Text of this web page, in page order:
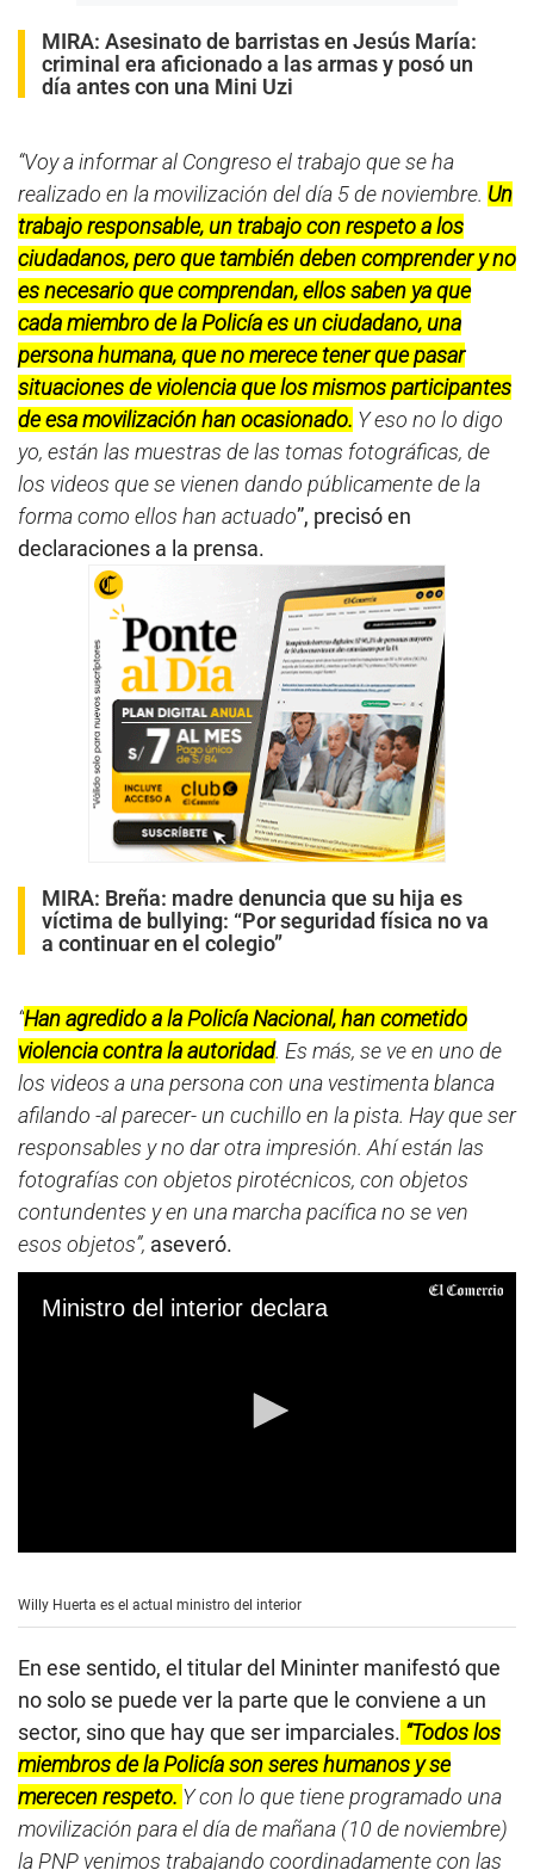
MIRA: Asesinato de barristas en Jesús María:
criminal era aficionado a las armas y posó un
día antes con una Mini Uzi
“Voy a informar al Congreso el trabajo que se ha
realizado en la movilización del día 5 de noviembre. Un
trabajo responsable, un trabajo con respeto a los
ciudadanos, pero que también deben comprender y no
es necesario que comprendan, ellos saben ya que
cada miembro de la Policía es un ciudadano, una
persona humana, que no merece tener que pasar
situaciones de violencia que los mismos participantes
de esa movilización han ocasionado. Y eso no lo digo
yo, están las muestras de las tomas fotográficas, de
los videos que se vienen dando públicamente de la
forma como ellos han actuado”, precisó en
declaraciones a la prensa.
MIRA: Breña: madre denuncia que su hija es
víctima de bullying: “Por seguridad física no va
a continuar en el colegio”
“Han agredido a la Policía Nacional, han cometido
violencia contra la autoridad. Es más, se ve en uno de
los videos a una persona con una vestimenta blanca
afilando -al parecer- un cuchillo en la pista. Hay que ser
responsables y no dar otra impresión. Ahí están las
fotografías con objetos pirotécnicos, con objetos
contundentes y en una marcha pacífica no se ven
esos objetos”, aseveró.
Ministro del interior declara
e
n
d
s
o
f
0
s
e
c
o
d
Willy Huerta es el actual ministro del interior
En ese sentido, el titular del Mininter manifestó que
no solo se puede ver la parte que le conviene a un
sector, sino que hay que ser imparciales. “Todos los
miembros de la Policía son seres humanos y se
merecen respeto. Y con lo que tiene programado una
movilización para el día de mañana (10 de noviembre)
la PNP venimos trabajando coordinadamente con las